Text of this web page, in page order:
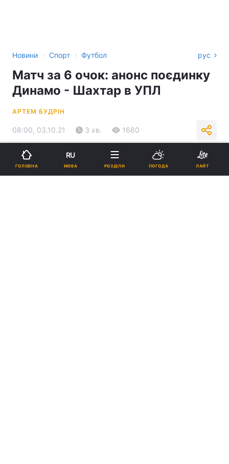
Новини › Спорт › Футбол рус
Матч за 6 очок: анонс поєдинку
Динамо - Шахтар в УПЛ
АРТЕМ БУДРІН
08:00, 03.10.21 3 хв. 1680
Підпишіться на нас в Google
ГОЛОВНА
RU
МОВА РОЗДІЛИ ПОГОДА ЛАЙТ